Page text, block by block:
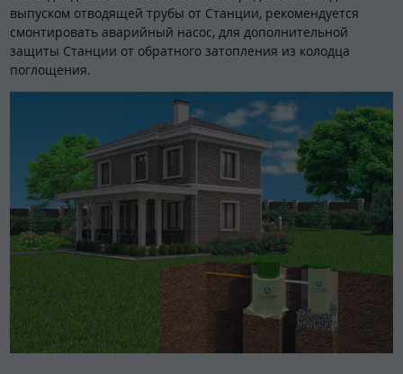
выпуском отводящей трубы от Станции, рекомендуется
смонтировать аварийный насос, для дополнительной
защиты Станции от обратного затопления из колодца
поглощения.